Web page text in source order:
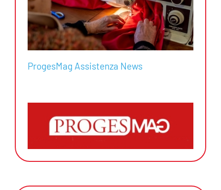
ProgesMag Assistenza News